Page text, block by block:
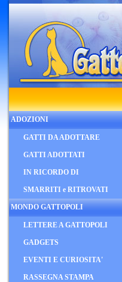
ADOZIONI
GATTI DA ADOTTARE
GATTI ADOTTATI
IN RICORDO DI
SMARRITI e RITROVATI
MONDO GATTOPOLI
LETTERE A GATTOPOLI
GADGETS
EVENTI E CURIOSITA'
RASSEGNA STAMPA